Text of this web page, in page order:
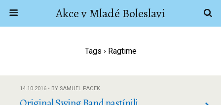
Akce v Mladé Boleslavi
Tags › Ragtime
14.10.2016 • BY SAMUEL PACEK